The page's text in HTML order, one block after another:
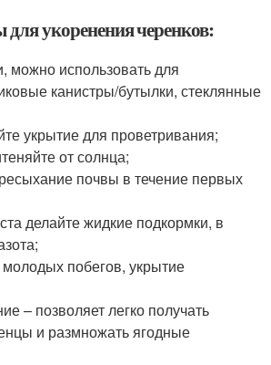
для укоренения черенков:
можно использовать для
канистры/бутылки, стеклянные
укрытие для проветривания;
от солнца;
почвы в течение первых
делайте жидкие подкормки, в
побегов, укрытие
– позволяет легко получать
и размножать ягодные